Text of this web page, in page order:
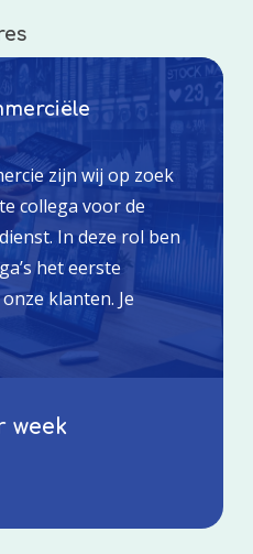
zijn wij op zoek
collega voor de
In deze rol ben
het eerste
klanten. Je
week